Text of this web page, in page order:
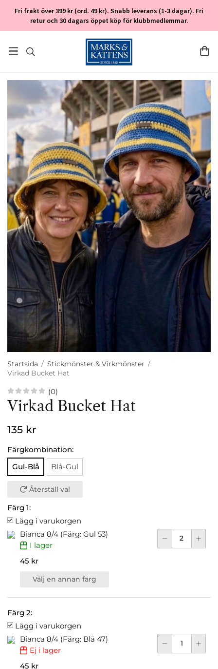
Fri frakt över 399 kr (ord. 49 kr). Snabb leverans (1-3 dagar). Fri
retur och 30 dagars öppet köp för klubbmedlemmar.
Startsida / Stickmönster & Virkmönster /
Virkad Bucket Hat
(0)
Virkad Bucket Hat
135 kr
Färgkombination:
Gul-Blå
Blå-Gul
Återställ val
Färg 1:
Lägg i varukorgen
Bianca 8/4 (Färg: Gul 53)
I lager
45 kr
Välj en annan färg
Färg 2:
Lägg i varukorgen
Bianca 8/4 (Färg: Blå 47)
Ej i lager
45 kr